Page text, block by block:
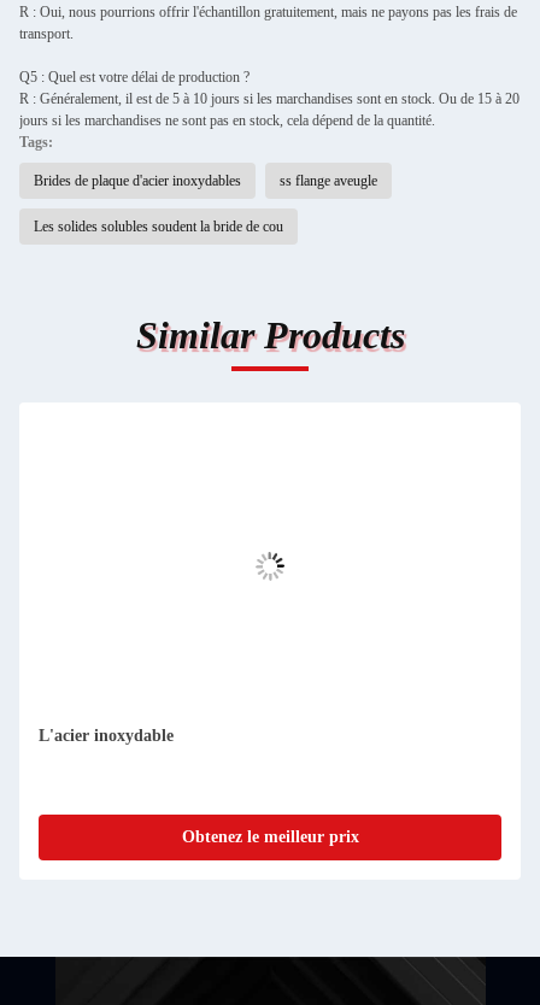
R : Oui, nous pourrions offrir l'échantillon gratuitement, mais ne payons pas les frais de
transport.
Q5 : Quel est votre délai de production ?
R : Généralement, il est de 5 à 10 jours si les marchandises sont en stock. Ou de 15 à 20
jours si les marchandises ne sont pas en stock, cela dépend de la quantité.
Tags:
Brides de plaque d'acier inoxydables ss flange aveugle
Les solides solubles soudent la bride de cou
Similar Products
L'acier inoxydable
Obtenez le meilleur prix